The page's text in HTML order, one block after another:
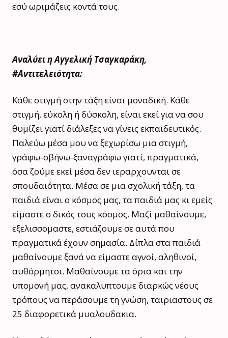
εσύ ωριμάζεις κοντά τους.
Αναλύει η Αγγελική Τσαγκαράκη,
#Αντιτελειότητα:
Κάθε στιγμή στην τάξη είναι μοναδική. Κάθε
στιγμή, εύκολη ή δύσκολη, είναι εκεί για να σου
θυμίζει γιατί διάλεξες να γίνεις εκπαιδευτικός.
Παλεύω μέσα μου να ξεχωρίσω μια στιγμή,
γράφω-σβήνω-ξαναγράφω γιατί, πραγματικά,
όσα ζούμε εκεί μέσα δεν ιεραρχουνται σε
σπουδαιότητα. Μέσα σε μια σχολική τάξη, τα
παιδιά είναι ο κόσμος μας, τα παιδιά μας κι εμείς
είμαστε ο δικός τους κόσμος. Μαζί μαθαίνουμε,
εξελισσομαστε, εστιάζουμε σε αυτά που
πραγματικά έχουν σημασία. Δίπλα στα παιδιά
μαθαίνουμε ξανά να είμαστε αγνοί, αληθινοί,
αυθόρμητοι. Μαθαίνουμε τα όρια και την
υπομονή μας, ανακαλυπτουμε διαρκώς νέους
τρόπους να περάσουμε τη γνώση, ταιριαστους σε
25 διαφορετικά μυαλουδακια.